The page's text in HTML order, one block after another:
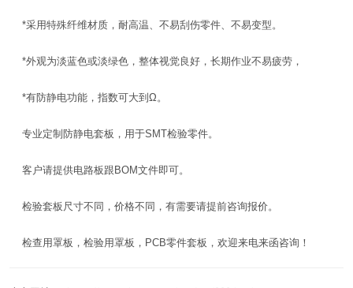
*采用特殊纤维材质，耐高温、不易刮伤零件、不易变型。
*外观为淡蓝色或淡绿色，整体视觉良好，长期作业不易疲劳，
*有防静电功能，指数可大到Ω。
专业定制防静电套板，用于SMT检验零件。
客户请提供电路板跟BOM文件即可。
检验套板尺寸不同，价格不同，有需要请提前咨询报价。
检查用罩板，检验用罩板，PCB零件套板，欢迎来电来函咨询！